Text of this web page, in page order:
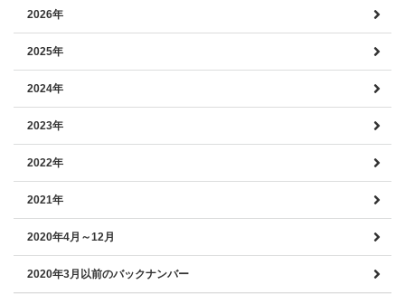
2026年
2025年
2024年
2023年
2022年
2021年
2020年4月～12月
2020年3月以前のバックナンバー